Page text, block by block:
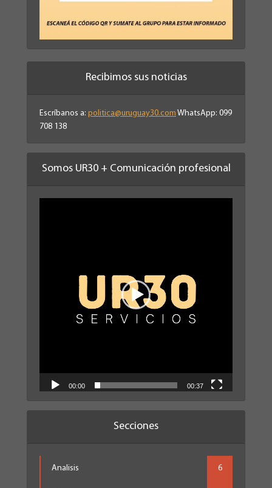
Recibimos sus noticias
Escríbanos a: politica@uruguay30.com WhatsApp: 099
708 138
Somos UR30 + Comunicación profesional
00:00 00:37
Secciones
Analisis 6